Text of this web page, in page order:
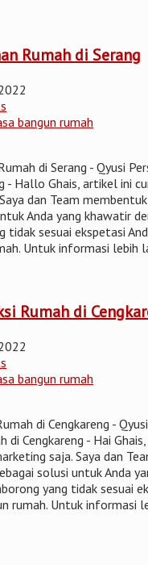
Rumah di Serang
bangun rumah
di Serang - Qyusi
- Hallo Ghais, artikel ini
dan Team
Anda yang khawatir
tidak sesuai ekspetasi
Untuk informasi lebih
Rumah di
bangun rumah
di Cengkareng -
di Cengkareng - Hai
saja. Saya dan
solusi untuk Anda
yang tidak sesuai
rumah. Untuk informasi